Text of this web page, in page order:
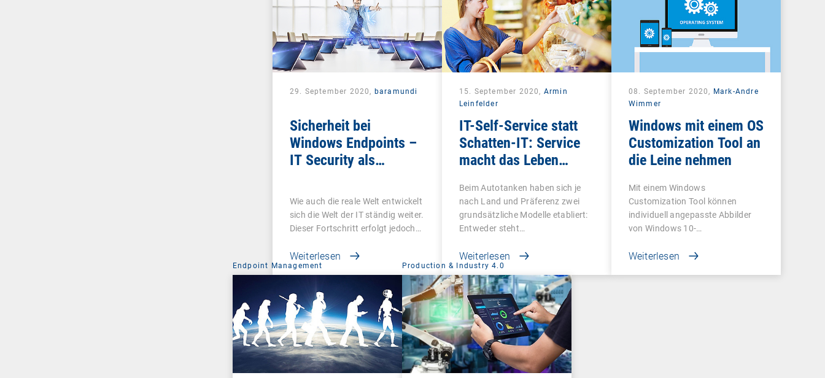
29. September 2020, baramundi
Sicherheit bei
Windows Endpoints –
IT Security als
Konzept
Wie auch die reale Welt entwickelt
sich die Welt der IT ständig weiter.
Dieser Fortschritt erfolgt jedoch…
Weiterlesen
15. September 2020, Armin
Leinfelder
IT-Self-Service statt
Schatten-IT: Service
macht das Leben
Beim Autotanken haben sich je
nach Land und Präferenz zwei
grundsätzliche Modelle etabliert:
Entweder steht…
Weiterlesen
08. September 2020, Mark-Andre
Wimmer
Windows mit einem OS
Customization Tool an
die Leine nehmen
Mit einem Windows
Customization Tool können
individuell angepasste Abbilder
von Windows 10-
Weiterlesen
Endpoint Management Production & Industry 4.0